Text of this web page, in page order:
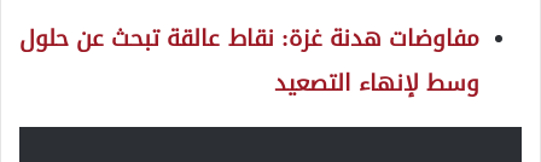
مفاوضات هدنة غزة: نقاط عالقة تبحث عن حلول
وسط لإنهاء التصعيد